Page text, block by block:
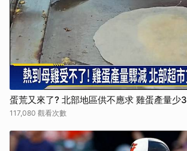
蛋荒又來了? 北部地區供不應求 雞蛋產量少
117,080 觀看次數